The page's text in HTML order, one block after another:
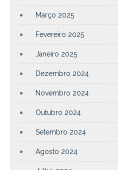
Março 2025
Fevereiro 2025
Janeiro 2025
Dezembro 2024
Novembro 2024
Outubro 2024
Setembro 2024
Agosto 2024